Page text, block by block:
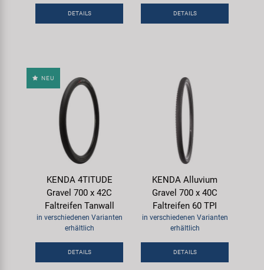
DETAILS DETAILS
NEU
KENDA 4TITUDE
Gravel 700 x 42C
Faltreifen Tanwall
in verschiedenen Varianten
erhältlich
DETAILS
KENDA Alluvium
Gravel 700 x 40C
Faltreifen 60 TPI
in verschiedenen Varianten
erhältlich
DETAILS